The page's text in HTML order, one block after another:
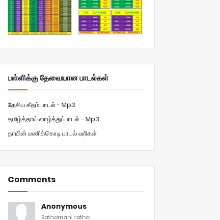
பள்ளிக்கு தேவையான பாடல்கள்
தேசிய கீதம் பாடல் - Mp3
தமிழ்த்தாய் வாழ்த்துப்பாடல் - Mp3
தாயின் மணிக்கொடி பாடல் வரிகள்
Comments
Anonymous
Rathamani ratha